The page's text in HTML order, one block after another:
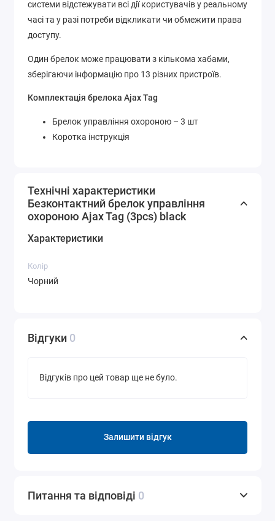
системи відстежувати всі дії користувачів у реальному
часі та у разі потреби відкликати чи обмежити права
доступу.
Один брелок може працювати з кількома хабами,
зберігаючи інформацію про 13 різних пристроїв.
Комплектація брелока Ajax Tag
Брелок управління охороною – 3 шт
Коротка інструкція
Технічні характеристики
Безконтактний брелок управління
охороною Ajax Tag (3pcs) black
Характеристики
Колір
Чорний
Відгуки 0
Відгуків про цей товар ще не було.
Залишити відгук
Питання та відповіді 0